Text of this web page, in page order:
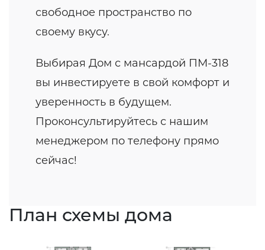
свободное пространство по
своему вкусу.
Выбирая Дом с мансардой ПМ-318
вы инвестируете в свой комфорт и
уверенность в будущем.
Проконсультируйтесь с нашим
менеджером по телефону прямо
сейчас!
План схемы дома